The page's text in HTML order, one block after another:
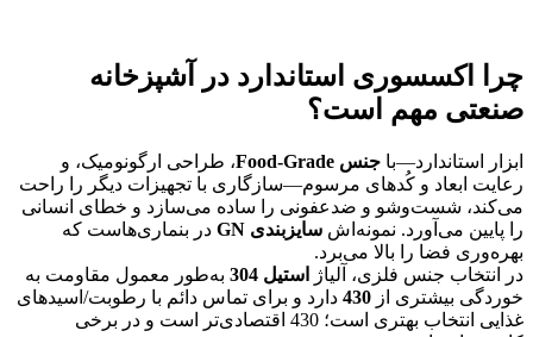
چرا اکسسوری استاندارد در آشپزخانه
صنعتی مهم است؟
ابزار استاندارد—با جنس
، طراحی ارگونومیک، و
رعایت ابعاد و کُدهای مرسوم—سازگاری با تجهیزات دیگر را راحت
می‌کند، شست‌وشو و ضدعفونی را ساده می‌سازد و خطای انسانی
را پایین می‌آورد. نمونه‌اش سایزبندی
در بنماری‌هاست که
بهره‌وری فضا را بالا می‌برد.
در انتخاب جنس فلزی، آلیاژ
استیل 304
به‌طور معمول مقاومت به
خوردگی بیشتری از 430 دارد و برای تماس دائم با رطوبت/اسیدهای
غذایی انتخاب بهتری است؛ 430 اقتصادی‌تر است و در برخی